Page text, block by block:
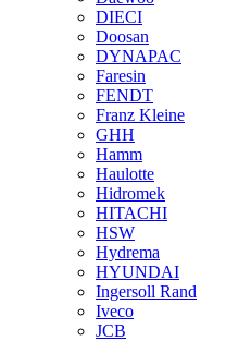
DIECI
Doosan
DYNAPAC
Faresin
FENDT
Franz Kleine
GHH
Hamm
Haulotte
Hidromek
HITACHI
HSW
Hydrema
HYUNDAI
Ingersoll Rand
Iveco
JCB